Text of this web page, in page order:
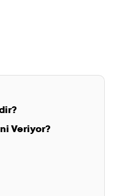
Veriyor?